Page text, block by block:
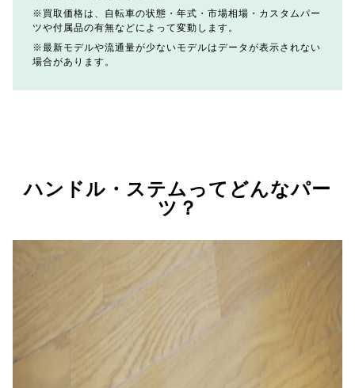
買取価格は、自転車の状態・年式・市場相場・カスタムパー
ツや付属品の有無などによって変動します。
最新モデルや流通量が少ないモデルはデータが表示されない
場合があります。
ハンドル・ステムってどんなパー
ツ？